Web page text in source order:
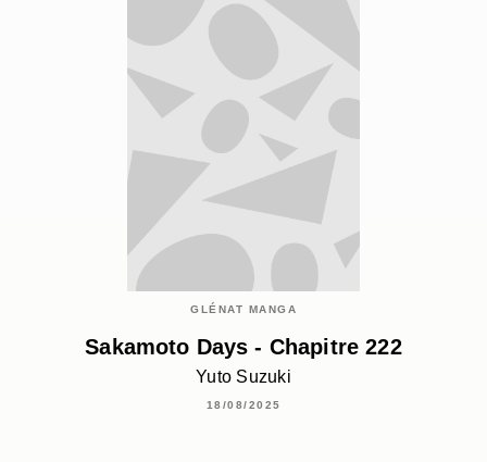
GLÉNAT MANGA
Sakamoto Days - Chapitre 222
Yuto Suzuki
18/08/2025